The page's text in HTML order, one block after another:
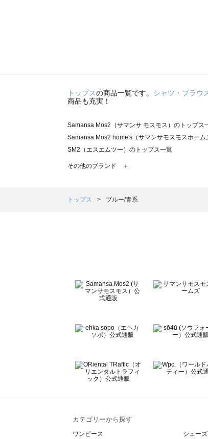
トップスの商品一覧です。 シャツ・ブラウ
商品も充実！
Samansa Mos2（サマンサ モスモス）のトップス
Samansa Mos2 home's（サマンサモスモスホーム
SM2（エスエムツー）のトップス一覧
TSUHARU by Samansa Mos2（ツハルバイサマン
Samansa Mos2 Lagom（サマンサモスモス ラーゴ
BETTY'S BLUE（べティーズブルー）のトップス
Wpc.（ワールドパーティー）のトップス一覧
その他のブランド ＋
トップス ブルー/青系
カテゴリーから探す
ワンピース シューズ